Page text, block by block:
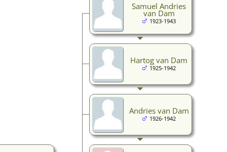
Samuel Andries
van Dam
1923-1943
Hartog van Dam
1925-1942
Andries van Dam
1926-1942